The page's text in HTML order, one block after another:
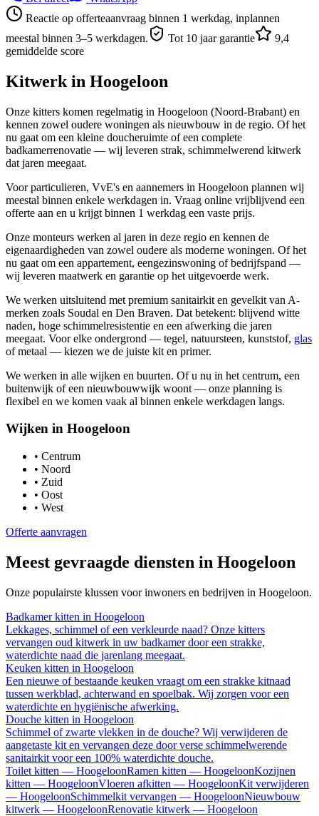
Reactie op offerteaanvraag binnen 1 werkdag, inplannen
meestal binnen 3–5 werkdagen.
Tot 10 jaar garantie
9,4
gemiddelde score
Kitwerk in Hoogeloon
Onze kitters komen regelmatig in Hoogeloon (Noord-Brabant) en
kennen zowel oudere woningen als nieuwbouw in de regio. Of het
nu gaat om een kleine doucheruimte of een complete
badkamerrenovatie — wij leveren strak, schimmelwerend kitwerk
dat jaren meegaat.
Voor particulieren, VvE's en aannemers in Hoogeloon plannen wij
meestal binnen enkele werkdagen in. Vraag online vrijblijvend een
offerte aan en u krijgt binnen 1 werkdag een vaste prijs.
Onze monteurs werken al jaren in deze regio en kennen de
eigenaardigheden van zowel oudere als moderne woningen. Of het
nu gaat om een appartement, eengezinswoning of bedrijfspand —
wij leveren maatwerk en garantie op het uitgevoerde werk.
We werken uitsluitend met premium sanitairkit en gevelkit van A-
merken zoals Soudal en Den Braven. Dat betekent: blijvend witte
naden, hoge schimmelresistentie en een afwerking die jaren
meegaat. Voor elke ondergrond — tegel, natuursteen, kunststof, glas
of metaal — kiezen we de juiste kit en primer.
We werken in alle wijken en buurten. Of u nu in het centrum, een
buitenwijk of een nieuwbouwwijk woont — onze planning is
flexibel en we komen vaak al binnen enkele werkdagen langs.
Wijken in Hoogeloon
• Centrum
• Noord
• Zuid
• Oost
• West
Offerte aanvragen
Meest gevraagde diensten in Hoogeloon
Onze populairste klussen voor inwoners en bedrijven in Hoogeloon.
Badkamer kitten in Hoogeloon
Lekkages, schimmel of een verkleurde naad? Onze kitters
vervangen oud kitwerk in uw badkamer door een strakke,
waterdichte naad die jarenlang meegaat.
Keuken kitten in Hoogeloon
Een nieuwe of bestaande keuken vraagt om een strakke kitnaad
tussen werkblad, achterwand en spoelbak. Wij zorgen voor een
waterdichte en hygiënische afwerking.
Douche kitten in Hoogeloon
Schimmel of zwarte vlekken in de douche? Wij verwijderen de
aangetaste kit en vervangen deze door verse schimmelwerende
sanitairkit voor een 100% waterdichte douche.
Toilet kitten — HoogeloonRamen kitten — HoogeloonKozijnen
kitten — HoogeloonVloeren afkitten — HoogeloonKit verwijderen
— HoogeloonSchimmelkit vervangen — HoogeloonNieuwbouw
kitwerk — HoogeloonRenovatie kitwerk — Hoogeloon